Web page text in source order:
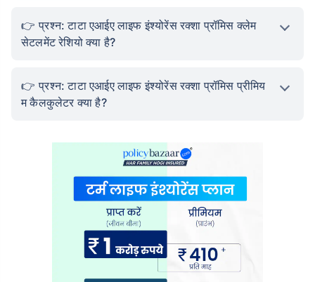
प्रश्न: टाटा एआईए लाइफ इंश्योरेंस रक्शा प्रॉमिस क्लेम
सेटलमेंट रेशियो क्या है?
प्रश्न: टाटा एआईए लाइफ इंश्योरेंस रक्शा प्रॉमिस प्रीमिय
म कैलकुलेटर क्या है?